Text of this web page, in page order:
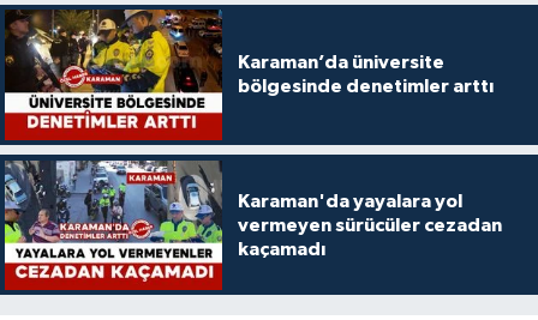
Karaman’da üniversite
bölgesinde denetimler arttı
Karaman'da yayalara yol
vermeyen sürücüler cezadan
kaçamadı